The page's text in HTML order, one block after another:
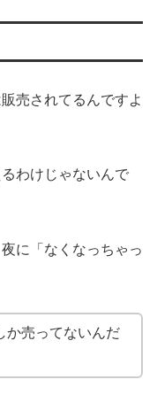
売されてるんですよ
わけじゃないんで
に「なくなっちゃっ
か売ってないんだ